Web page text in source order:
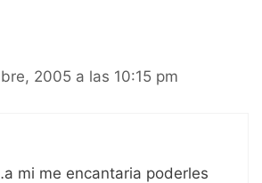
2005 a las 10:15 pm
mi me encantaria poderles